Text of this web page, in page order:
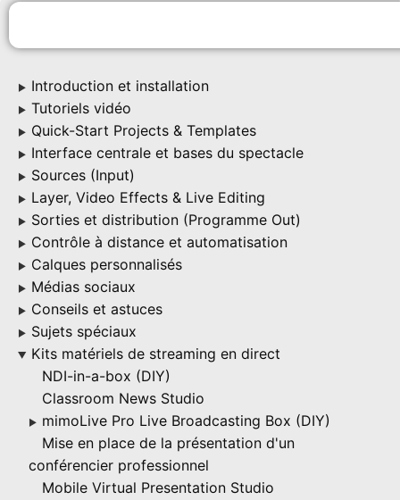
▶ Introduction et installation
▶ Tutoriels vidéo
▶ Quick-Start Projects & Templates
▶ Interface centrale et bases du spectacle
▶ Sources (Input)
▶ Layer, Video Effects & Live Editing
▶ Sorties et distribution (Programme Out)
▶ Contrôle à distance et automatisation
▶ Calques personnalisés
▶ Médias sociaux
▶ Conseils et astuces
▶ Sujets spéciaux
▶
Kits matériels de streaming en direct
NDI-in-a-box (DIY)
Classroom News Studio
▶ mimoLive Pro Live Broadcasting Box (DIY)
Mise en place de la présentation d'un
conférencier professionnel
Mobile Virtual Presentation Studio